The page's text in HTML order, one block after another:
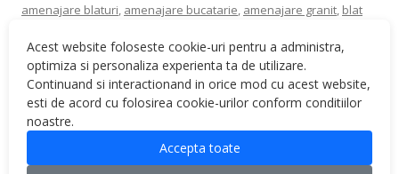
Acest website foloseste cookie-uri pentru a administra,
optimiza si personaliza experienta ta de utilizare.
Continuand si interactionand in orice mod cu acest website,
esti de acord cu folosirea cookie-urilor conform conditiilor
noastre.
Accepta toate
amenajare blaturi, amenajare bucatarie, amenajare granit, blat
blaturi granit,bucati granit, granit,granit baie, granit bucatarie
granit interior,piatra naturalaonFebruary 1, 2022.